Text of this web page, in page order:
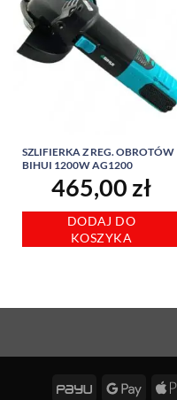
SZLIFIERKA Z REG. OBROTÓW
BIHUI 1200W AG1200
465,00 zł
DODAJ DO
KOSZYKA
PayU